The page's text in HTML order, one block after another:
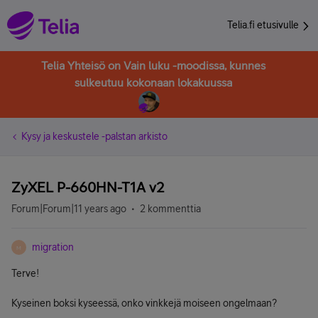
Telia.fi etusivulle
Telia Yhteisö on Vain luku -moodissa, kunnes
sulkeutuu kokonaan lokakuussa
Kysy ja keskustele -palstan arkisto
ZyXEL P-660HN-T1A v2
Forum|Forum|11 years ago 2 kommenttia
M migration
Terve!
Kyseinen boksi kyseessä, onko vinkkejä moiseen ongelmaan?